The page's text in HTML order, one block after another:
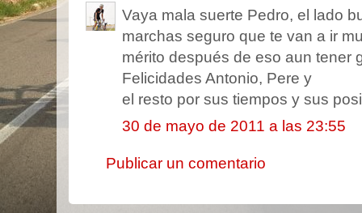
Vaya mala suerte Pedro, el lado
marchas seguro que te van a ir
mérito después de eso aun tener
Felicidades Antonio, Pere y
el resto por sus tiempos y sus
30 de mayo de 2011 a las 23:55
Publicar un comentario